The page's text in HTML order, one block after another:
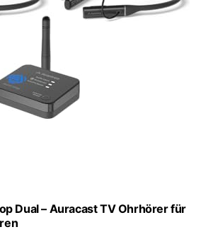
Dual – Auracast TV Ohrhörer für